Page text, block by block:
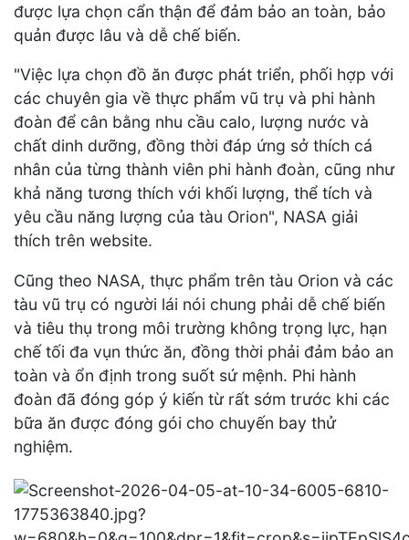
được lựa chọn cẩn thận để đảm bảo an toàn, bảo
quản được lâu và dễ chế biến.
"Việc lựa chọn đồ ăn được phát triển, phối hợp với
các chuyên gia về thực phẩm vũ trụ và phi hành
đoàn để cân bằng nhu cầu calo, lượng nước và
chất dinh dưỡng, đồng thời đáp ứng sở thích cá
nhân của từng thành viên phi hành đoàn, cũng như
khả năng tương thích với khối lượng, thể tích và
yêu cầu năng lượng của tàu Orion", NASA giải
thích trên website.
Cũng theo NASA, thực phẩm trên tàu Orion và các
tàu vũ trụ có người lái nói chung phải dễ chế biến
và tiêu thụ trong môi trường không trọng lực, hạn
chế tối đa vụn thức ăn, đồng thời phải đảm bảo an
toàn và ổn định trong suốt sứ mệnh. Phi hành
đoàn đã đóng góp ý kiến từ rất sớm trước khi các
bữa ăn được đóng gói cho chuyến bay thử
nghiệm.